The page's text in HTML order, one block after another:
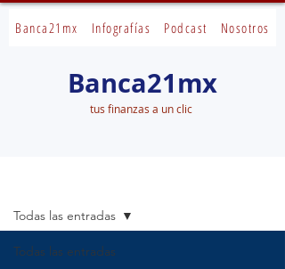
Banca21mx Infografías Podcast Nosotros
Banca21mx
tus finanzas a un clic
Todas las entradas
Todas las entradas